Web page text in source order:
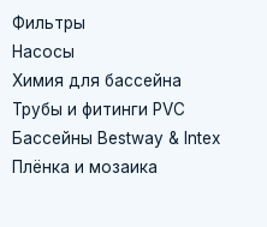
Фильтры
Насосы
Химия для бассейна
Трубы и фитинги PVC
Бассейны Bestway & Intex
Плёнка и мозаика